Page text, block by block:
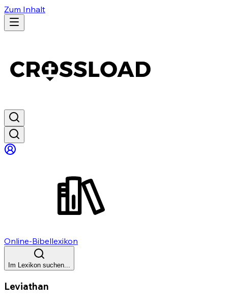
Zum Inhalt
Online-Bibellexikon
Im Lexikon suchen...
Leviathan